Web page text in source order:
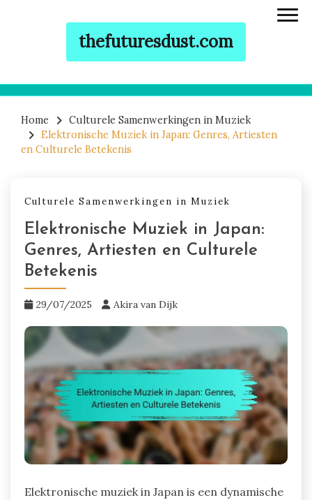
thefuturesdust.com
Home
Culturele Samenwerkingen in Muziek
Elektronische Muziek in Japan: Genres, Artiesten
en Culturele Betekenis
Culturele Samenwerkingen in Muziek
Elektronische Muziek in Japan:
Genres, Artiesten en Culturele
Betekenis
29/07/2025 Akira van Dijk
Elektronische muziek in Japan is een dynamische